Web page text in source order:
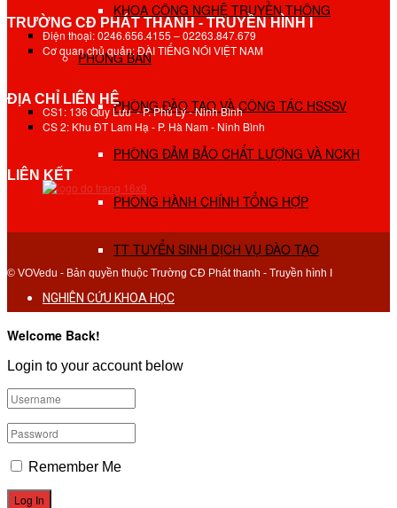
KHOA CÔNG NGHỆ TRUYỀN THÔNG
PHÒNG BAN
PHÒNG ĐÀO TẠO VÀ CÔNG TÁC HSSSV
PHÒNG ĐẢM BẢO CHẤT LƯỢNG VÀ NCKH
PHÒNG HÀNH CHÍNH TỔNG HỢP
TT TUYỂN SINH DỊCH VỤ ĐÀO TẠO
NGHIÊN CỨU KHOA HỌC
THƯ VIỆN
TRƯỜNG CĐ PHÁT THANH - TRUYỀN HÌNH I
Điện thoại: 0246.656.4155 – 02263.847.679
Cơ quan chủ quản: ĐÀI TIẾNG NÓI VIỆT NAM
ĐỊA CHỈ LIÊN HỆ
CS1: 136 Quy Lưu - P. Phủ Lý - Ninh Bình
CS 2: Khu ĐT Lam Hạ - P. Hà Nam - Ninh Bình
LIÊN KẾT
© VOVedu - Bản quyền thuộc Trường CĐ Phát thanh - Truyền hình I
Welcome Back!
Login to your account below
Remember Me